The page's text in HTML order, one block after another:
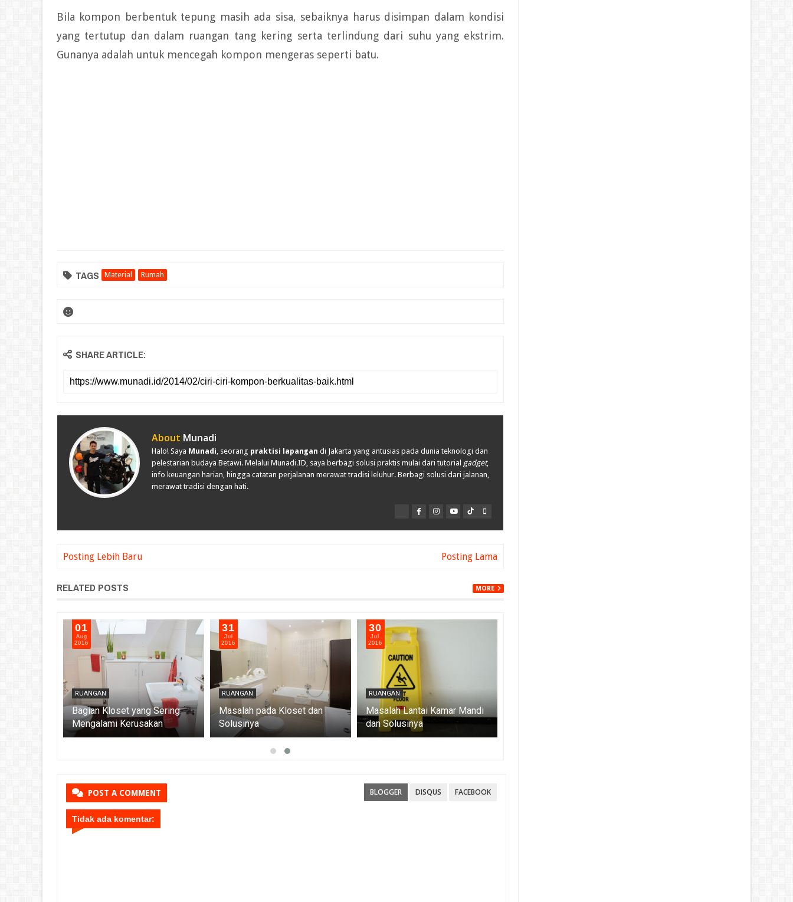
Bila kompon berbentuk tepung masih ada sisa, sebaiknya harus disimpan dalam kondisi
yang tertutup dan dalam ruangan tang kering serta terlindung dari suhu yang ekstrim.
Gunanya adalah untuk mencegah kompon mengeras seperti batu.
TAGS Material Rumah
SHARE ARTICLE:
About Munadi
Halo! Saya Munadi , seorang praktisi lapangan di Jakarta yang antusias pada dunia teknologi dan
pelestarian budaya Betawi. Melalui Munadi.ID, saya berbagi solusi praktis mulai dari tutorial gadget,
info keuangan harian, hingga catatan perjalanan merawat tradisi leluhur. Berbagi solusi dari jalanan,
merawat tradisi dengan hati.
Posting Lebih Baru Posting Lama
RELATED POSTS MORE
01
Aug
2016
RUANGAN
Bagian Kloset yang Sering
Mengalami Kerusakan
31
Jul
2016
RUANGAN
Masalah pada Kloset dan
Solusinya
30
Jul
2016
RUANGAN
Masalah Lantai Kamar Mandi
dan Solusinya
POST A COMMENT BLOGGER DISQUS FACEBOOK
Tidak ada komentar: